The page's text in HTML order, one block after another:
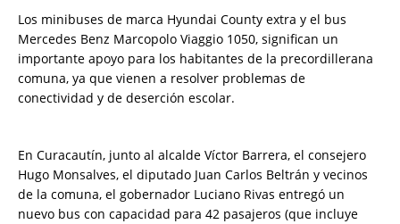
Los minibuses de marca Hyundai County extra y el bus
Mercedes Benz Marcopolo Viaggio 1050, significan un
importante apoyo para los habitantes de la precordillerana
comuna, ya que vienen a resolver problemas de
conectividad y de deserción escolar.
En Curacautín, junto al alcalde Víctor Barrera, el consejero
Hugo Monsalves, el diputado Juan Carlos Beltrán y vecinos
de la comuna, el gobernador Luciano Rivas entregó un
nuevo bus con capacidad para 42 pasajeros (que incluye